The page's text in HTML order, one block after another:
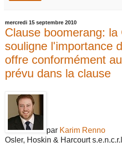
mercredi 15 septembre 2010
Clause boomerang:
souligne l'importance
offre conformément
prévu dans la clause
par Karim Renno
Osler, Hoskin & Harcourt